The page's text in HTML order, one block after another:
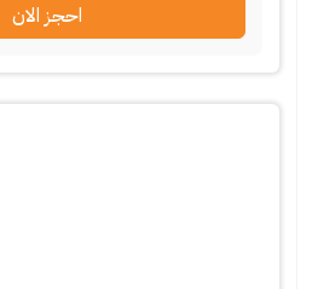
احجز الان